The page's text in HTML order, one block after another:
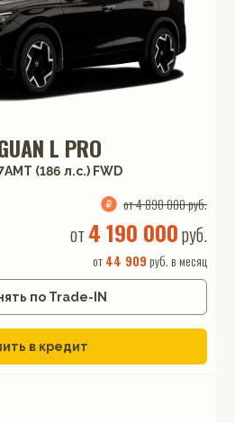
L PRO
(186 л.с.) FWD
от 4 890 000 руб.
от 4 190 000руб.
от44 909 руб. в месяц
по Trade-IN
в кредит